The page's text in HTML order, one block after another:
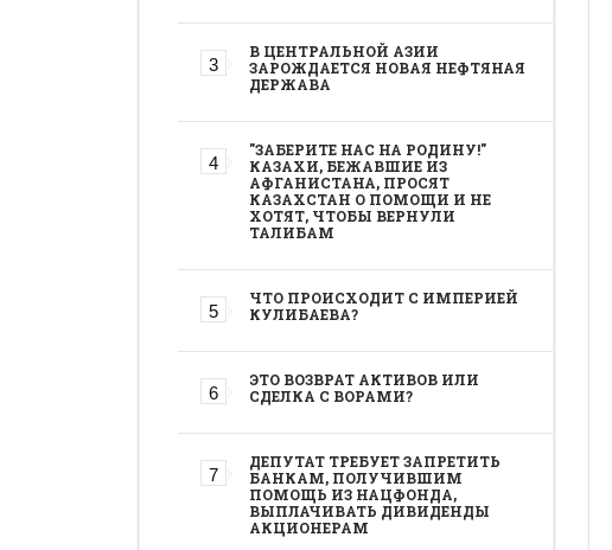
В ЦЕНТРАЛЬНОЙ АЗИИ
ЗАРОЖДАЕТСЯ НОВАЯ НЕФТЯНАЯ
ДЕРЖАВА
"ЗАБЕРИТЕ НАС НА РОДИНУ!"
КАЗАХИ, БЕЖАВШИЕ ИЗ
АФГАНИСТАНА, ПРОСЯТ
КАЗАХСТАН О ПОМОЩИ И НЕ
ХОТЯТ, ЧТОБЫ ВЕРНУЛИ
ТАЛИБАМ
ЧТО ПРОИСХОДИТ С ИМПЕРИЕЙ
КУЛИБАЕВА?
ЭТО ВОЗВРАТ АКТИВОВ ИЛИ
СДЕЛКА С ВОРАМИ?
ДЕПУТАТ ТРЕБУЕТ ЗАПРЕТИТЬ
БАНКАМ, ПОЛУЧИВШИМ
ПОМОЩЬ ИЗ НАЦФОНДА,
ВЫПЛАЧИВАТЬ ДИВИДЕНДЫ
АКЦИОНЕРАМ